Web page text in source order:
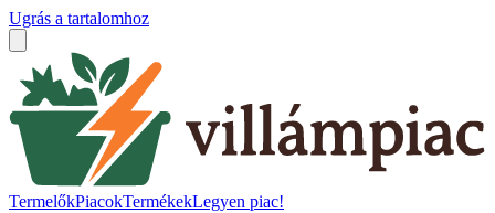
Ugrás a tartalomhoz
TermelőkPiacokTermékekLegyen piac!